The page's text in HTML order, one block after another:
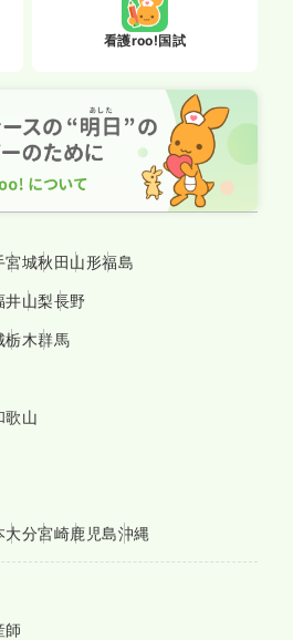
看護roo!国試
宮城秋田山形福島
井山梨長野
栃木群馬
歌山
大分宮崎鹿児島沖縄
師